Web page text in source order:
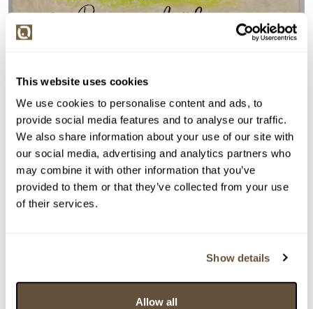
This website uses cookies
We use cookies to personalise content and ads, to
provide social media features and to analyse our traffic.
We also share information about your use of our site with
our social media, advertising and analytics partners who
may combine it with other information that you’ve
provided to them or that they’ve collected from your use
of their services.
Show details
Allow all
Detail položky
Akryl na plátně, 70x70 cm. Signováno dole uprostřed
MACOMIX. Nerámováno.
> Zobrazit detail položky a informace o autorovi
158724. Pampeliška